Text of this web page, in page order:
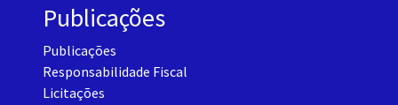
Publicações
Publicações
Responsabilidade Fiscal
Licitações